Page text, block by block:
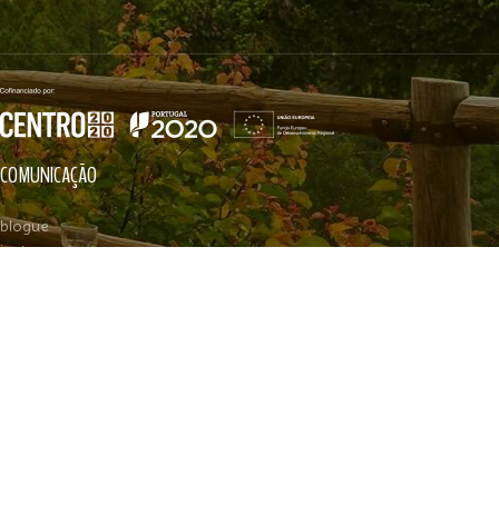
COMUNICAÇÃO
blogue
instagram